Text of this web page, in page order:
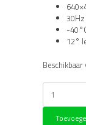
30Hz
-
12°
Hikmicro
SP60H-
L12